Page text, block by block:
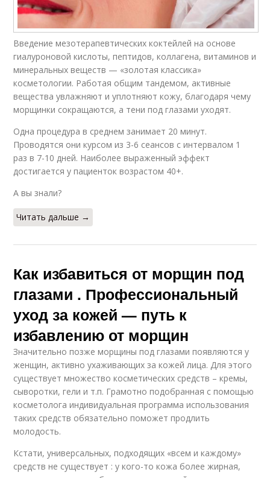
Введение мезотерапевтических коктейлей на основе
гиалуроновой кислоты, пептидов, коллагена, витаминов и
минеральных веществ — «золотая классика»
косметологии. Работая общим тандемом, активные
вещества увлажняют и уплотняют кожу, благодаря чему
морщинки сокращаются, а тени под глазами уходят.
Одна процедура в среднем занимает 20 минут.
Проводятся они курсом из 3-6 сеансов с интервалом 1
раз в 7-10 дней. Наиболее выраженный эффект
достигается у пациенток возрастом 40+.
А вы знали?
Читать дальше →
Как избавиться от морщин под
глазами . Профессиональный
уход за кожей — путь к
избавлению от морщин
Значительно позже морщины под глазами появляются у
женщин, активно ухаживающих за кожей лица. Для этого
существует множество косметических средств – кремы,
сыворотки, гели и т.п. Грамотно подобранная с помощью
косметолога индивидуальная программа использования
таких средств обязательно поможет продлить
молодость.
Кстати, универсальных, подходящих «всем и каждому»
средств не существует : у кого-то кожа более жирная,